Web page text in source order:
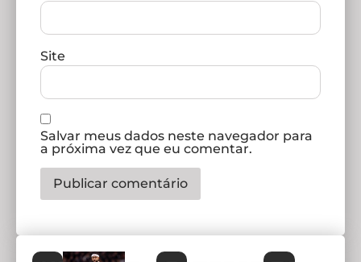
Site
Salvar meus dados neste navegador para
a próxima vez que eu comentar.